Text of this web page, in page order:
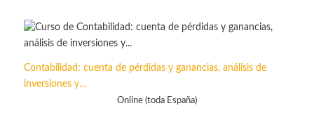
Contabilidad: cuenta de pérdidas y ganancias, análisis de
inversiones y…
Online (toda España)